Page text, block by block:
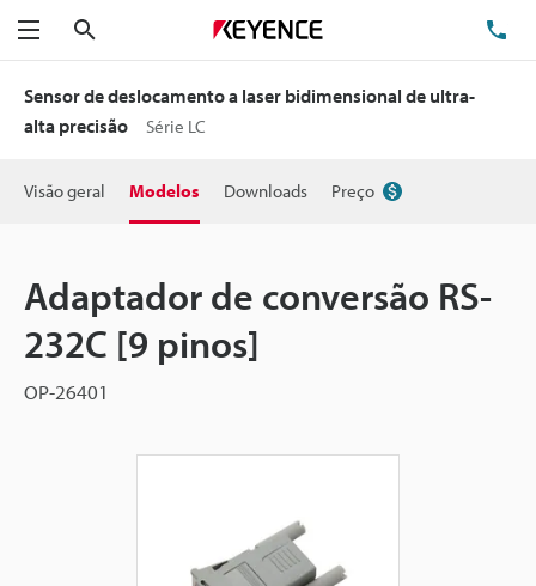
Menu
Sensor de deslocamento a laser bidimensional de ultra-
alta precisão
Série LC
Visão geral Modelos Downloads Preço
Adaptador de conversão RS-
232C [9 pinos]
OP-26401